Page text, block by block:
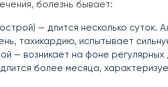
болезнь бывает:
— длится несколько
тахикардию, испытывает
— возникает на фоне
более месяца,